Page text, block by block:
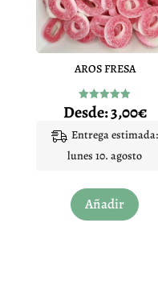
en
de
AROS FRESA
Valorado
con
de 5
Desde:3,00€
Entrega estimada:
lunes 10. agosto
Añadir